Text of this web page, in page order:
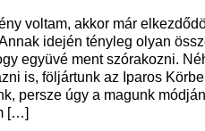
voltam, akkor már
idején tényleg olyan
együvé ment szórakozni.
is, följártunk az Iparos
persze úgy a magunk
[…]